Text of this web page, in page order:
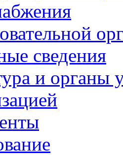
сведения
и органы